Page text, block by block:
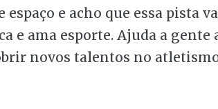
espaço e acho que essa pista
e ama esporte. Ajuda a gente
novos talentos no